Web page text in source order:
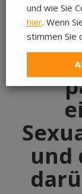
und
und wie Sie
hier. Wenn
stimmen Sie